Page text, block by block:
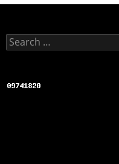
Search for: